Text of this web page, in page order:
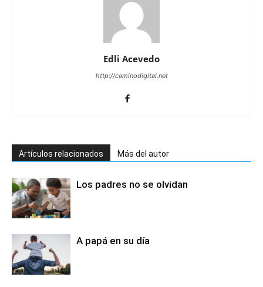
Edli Acevedo
http://caminodigital.net
Artículos relacionados Más del autor
Los padres no se olvidan
A papá en su día